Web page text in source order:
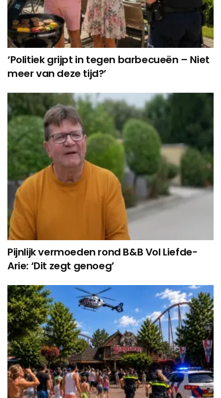
‘Politiek grijpt in tegen barbecueën – Niet
meer van deze tijd?’
Pijnlijk vermoeden rond B&B Vol Liefde-
Arie: ‘Dit zegt genoeg’